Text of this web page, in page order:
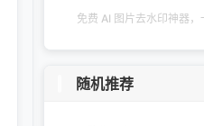
免费 AI 图片去水印神器
随机推荐